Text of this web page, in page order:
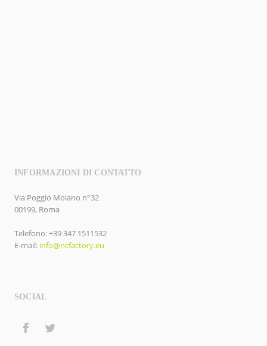
INFORMAZIONI DI CONTATTO
Via Poggio Moiano n°32
00199, Roma
Telefono: +39 347 1511532
E-mail: info@ncfactory.eu
SOCIAL